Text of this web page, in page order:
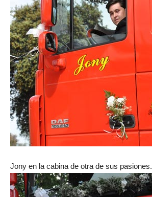
Jony en la cabina de otra de sus pasiones.